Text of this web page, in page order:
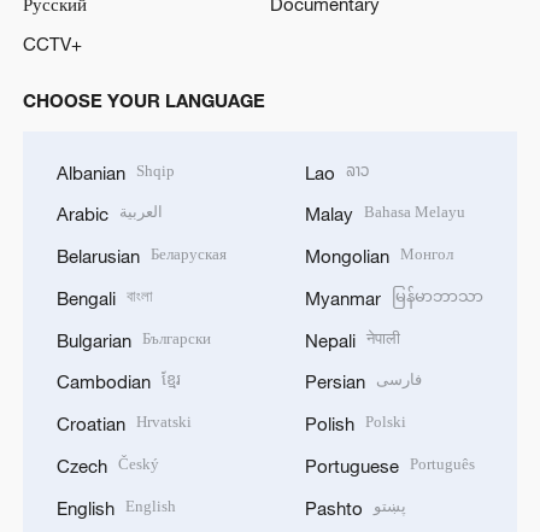
CCTV+
CHOOSE YOUR LANGUAGE
Albanian Shqip
Arabic العربية
Belarusian Беларуская
Bengali বাংলা
Bulgarian Български
Cambodian ខ្មែរ
Croatian Hrvatski
Czech Český
English English
Lao ລາວ
Malay Bahasa Melayu
Mongolian Монгол
Myanmar မြန်မာဘာသာ
Nepali नेपाली
Persian فارسی
Polish Polski
Portuguese Português
Pashto پښتو